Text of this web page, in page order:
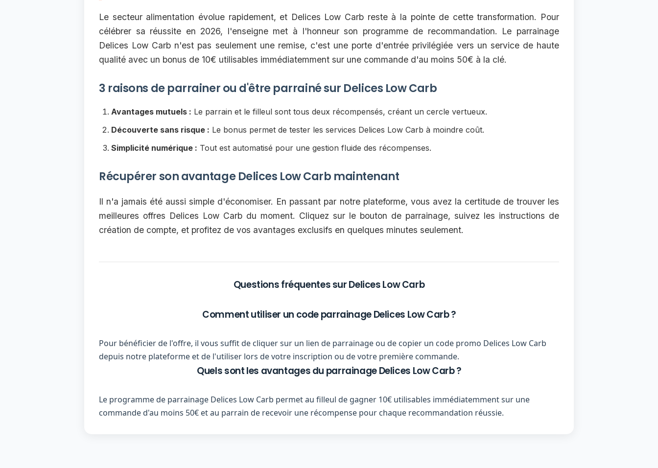
Le secteur alimentation évolue rapidement, et Delices Low Carb reste à la pointe de cette transformation. Pour
célébrer sa réussite en 2026, l'enseigne met à l'honneur son programme de recommandation. Le parrainage
Delices Low Carb n'est pas seulement une remise, c'est une porte d'entrée privilégiée vers un service de haute
qualité avec un bonus de 10€ utilisables immédiatemment sur une commande d'au moins 50€ à la clé.
3 raisons de parrainer ou d'être parrainé sur Delices Low Carb
Avantages mutuels : Le parrain et le filleul sont tous deux récompensés, créant un cercle vertueux.
Découverte sans risque : Le bonus permet de tester les services Delices Low Carb à moindre coût.
Simplicité numérique : Tout est automatisé pour une gestion fluide des récompenses.
Récupérer son avantage Delices Low Carb maintenant
Il n'a jamais été aussi simple d'économiser. En passant par notre plateforme, vous avez la certitude de trouver les
meilleures offres Delices Low Carb du moment. Cliquez sur le bouton de parrainage, suivez les instructions de
création de compte, et profitez de vos avantages exclusifs en quelques minutes seulement.
Questions fréquentes sur Delices Low Carb
Comment utiliser un code parrainage Delices Low Carb ?
Pour bénéficier de l'offre, il vous suffit de cliquer sur un lien de parrainage ou de copier un code promo Delices Low Carb
depuis notre plateforme et de l'utiliser lors de votre inscription ou de votre première commande.
Quels sont les avantages du parrainage Delices Low Carb ?
Le programme de parrainage Delices Low Carb permet au filleul de gagner 10€ utilisables immédiatemment sur une
commande d'au moins 50€ et au parrain de recevoir une récompense pour chaque recommandation réussie.